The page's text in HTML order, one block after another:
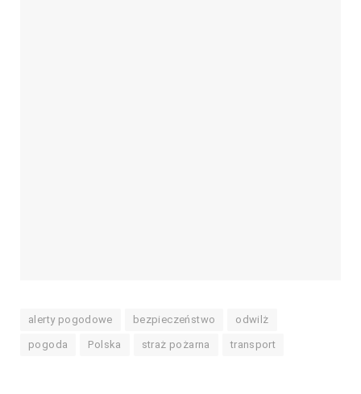
alerty pogodowe bezpieczeństwo odwilż
pogoda Polska straż pożarna transport